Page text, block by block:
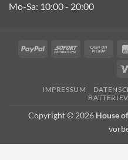
Mo-Sa: 10:00 - 20:00
PayPal Sofort
Cash
IMPRESSUM
Copyright © 2026 House